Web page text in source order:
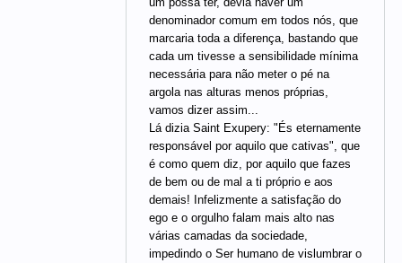
denominador comum em todos nós, que
marcaria toda a diferença, bastando que
cada um tivesse a sensibilidade mínima
necessária para não meter o pé na
argola nas alturas menos próprias,
vamos dizer assim...
Lá dizia Saint Exupery: "És eternamente
responsável por aquilo que cativas", que
é como quem diz, por aquilo que fazes
de bem ou de mal a ti próprio e aos
demais! Infelizmente a satisfação do
ego e o orgulho falam mais alto nas
várias camadas da sociedade,
impedindo o Ser humano de vislumbrar o